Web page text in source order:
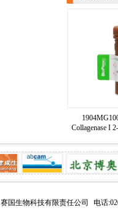
Collagenase I
赛国生物科技有限责任公司 电话